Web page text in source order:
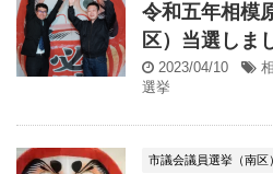
令和五年相模
区）当選しま
2023/04/10
選挙
市議会議員選挙（南区